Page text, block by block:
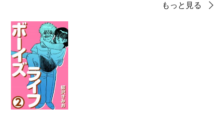
もっと見る